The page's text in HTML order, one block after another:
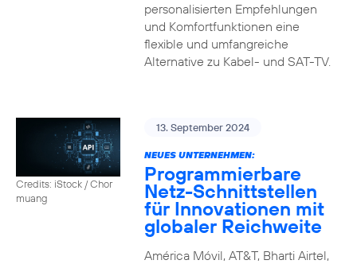
personalisierten Empfehlungen
und Komfortfunktionen eine
flexible und umfangreiche
Alternative zu Kabel- und SAT-TV.
Credits: iStock / Chor
muang
13. September 2024
NEUES UNTERNEHMEN:
Programmierbare
Netz-Schnittstellen
für Innovationen mit
globaler Reichweite
América Móvil, AT&T, Bharti Airtel,